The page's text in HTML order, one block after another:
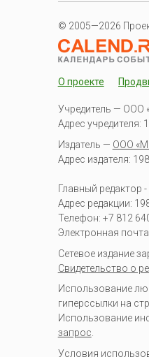
© 2005—2026
О проекте
Учредитель — ООО
Адрес учредителя:
Издатель — ООО
Адрес издателя:
Главный редактор
Адрес редакции:
Телефон: +7 812
Электронная
Сетевое издание
Свидетельство о
Использование
гиперссылки на
Использование
запрос.
Условия